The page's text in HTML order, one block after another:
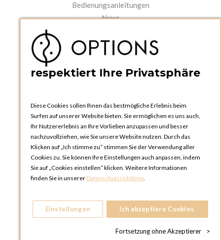
Bedienungsanleitungen
News
OPTIONS ZÜRICH
Steinackerstrasse 55,
8302 Kloten
SCHWEIZ
Telefon:+41 44 738 20 30
OPTIONS GENF
81, Route du Bois-des-Frères
Telefon:
+41 22 796 95 96
respektiert Ihre Privatsphäre
Diese Cookies sollen Ihnen das bestmögliche Erlebnis beim
Surfen auf unserer Website bieten. Sie ermöglichen es uns auch,
Ihr Nutzererlebnis an Ihre Vorlieben anzupassen und besser
nachzuvollziehen, wie Sie unsere Website nutzen. Durch das
Klicken auf „Ich stimme zu“ stimmen Sie der Verwendung aller
Cookies zu. Sie können Ihre Einstellungen auch anpassen, indem
Sie auf „Cookies einstellen“ klicken. Weitere Informationen
finden Sie in unserer Datenschutzrichtlinie.
Einstellungen Ich akzeptiere Cookies.
Fortsetzung ohne Akzeptierer >